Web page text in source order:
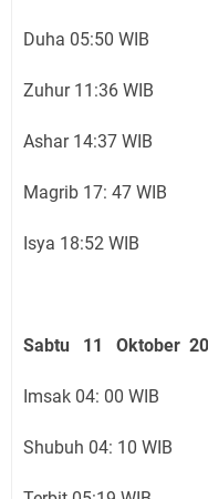
Duha 05:50 WIB
Zuhur 11:36 WIB
Ashar 14:37 WIB
Magrib 17: 47 WIB
Isya 18:52 WIB
Sabtu 11 Oktober
Imsak 04: 00 WIB
Shubuh 04: 10 WIB